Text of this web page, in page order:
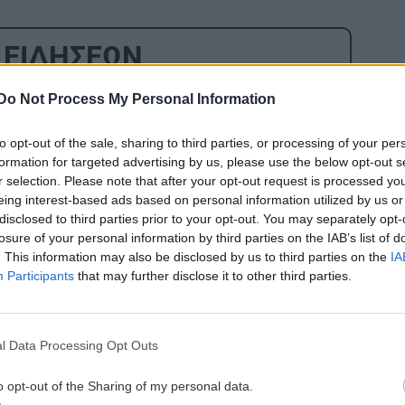
Do Not Process My Personal Information
opt-out of the sale, sharing to third parties, or processing of your
for targeted advertising by us, please use the below opt-out
selection. Please note that after your opt-out request is processed
interest-based ads based on personal information utilized by us
to third parties prior to your opt-out. You may separately
of your personal information by third parties on the IAB’s list of
This information may also be disclosed by us to third parties on the
Participants that may further disclose it to other third parties.
Data Processing Opt Outs
opt-out of the Sharing of my personal data.
ΚΟΣΜΟΣ
κοντά στην επίτευξη μίας συμφωνίας
15:00
GOSSIP - LIFESTYLE
Ο Γιάννης Τσιμιτσέλης φέρνει την
απόλυτη ανατροπή με το «The Quiz
With Balls» στον ΣΚΑΪ
Δήμος Αγ.Νικολάου: 2ο Φεστιβάλ